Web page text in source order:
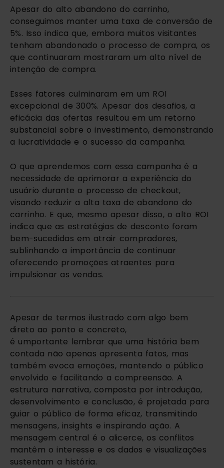
Apesar do alto abandono do carrinho,
conseguimos manter uma taxa de conversão de
5%. Isso indica que, embora muitos visitantes
tenham abandonado o processo de compra, os
que continuaram mostraram um alto nível de
intenção de compra.
Esses fatores culminaram em um ROI
excepcional de 300%. Apesar dos desafios, a
eficácia das ofertas resultou em um retorno
substancial sobre o investimento, demonstrando
a lucratividade e o sucesso da campanha.
O que aprendemos com essa campanha é a
necessidade de aprimorar a experiência do
usuário durante o processo de checkout,
visando reduzir a alta taxa de abandono do
carrinho. E que, mesmo apesar disso, o alto ROI
indica que as estratégias de desconto foram
bem-sucedidas em atrair compradores,
sublinhando a importância de continuar
oferecendo promoções atraentes para
impulsionar as vendas.
Apesar de termos ilustrado com algo bem
direto ao ponto e concreto,
é umportante lembrar que uma história bem
contada não apenas apresenta fatos, mas
também evoca emoções, mantendo o público
envolvido e facilitando a compreensão. A
estrutura narrativa, composta por introdução,
desenvolvimento e conclusão, é projetada para
guiar o público de forma eficaz, transmitindo
mensagens, insights e inspirando ação. A
mensagem central é o alicerce, os conflitos
mantêm o interesse e os dados e visualizações
sustentam a história.